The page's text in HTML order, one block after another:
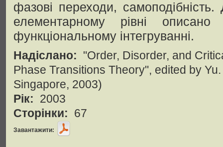
фазові переходи,
елементарному рівні
функціональному інтегруванні.
Надіслано: "Order, Disorder, and
Phase Transitions Theory", edited by
Singapore, 2003)
Рік: 2003
Сторінки: 67
Завантажити: